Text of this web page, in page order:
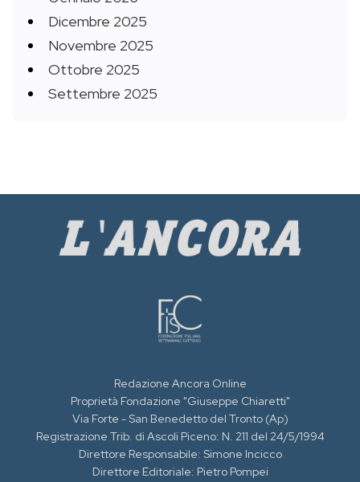
Dicembre 2025
Novembre 2025
Ottobre 2025
Settembre 2025
Redazione Ancora Online
Proprietà Fondazione "Giuseppe Chiaretti"
Via Forte - San Benedetto del Tronto (Ap)
Registrazione Trib. di Ascoli Piceno: N. 211 del 24/5/1994
Direttore Responsabile: Simone Incicco
Direttore Editoriale: Pietro Pompei